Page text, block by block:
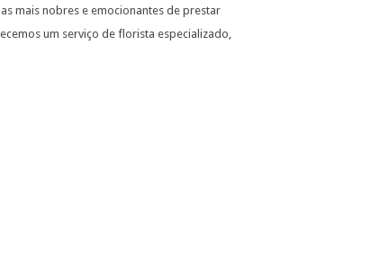
mais nobres e emocionantes de prestar
um serviço de florista especializado,